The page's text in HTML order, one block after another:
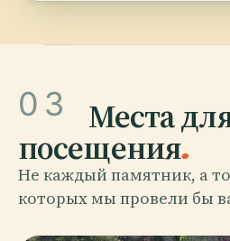
03 Места
посещения.
Не каждый памятник, а
которых мы провели бы